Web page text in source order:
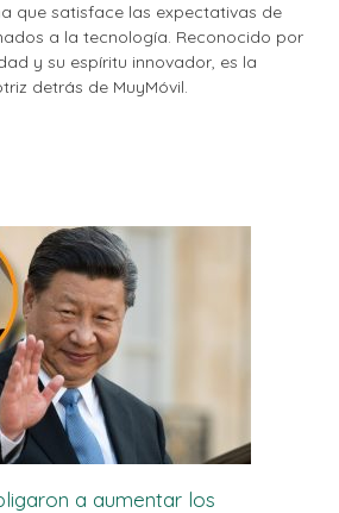
que satisface las expectativas de
a la tecnología. Reconocido por
y su espíritu innovador, es la
detrás de MuyMóvil.
a aumentar los